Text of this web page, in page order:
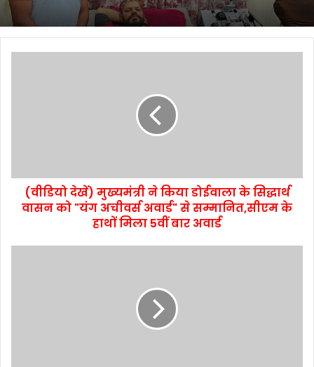
(वीडियो देखें) मुख्यमंत्री ने किया डोईवाला के सिद्धार्थ
वासन को "यंग अचीवर्स अवार्ड" से सम्मानित,सीएम के
हाथों मिला 5वीं बार अवार्ड